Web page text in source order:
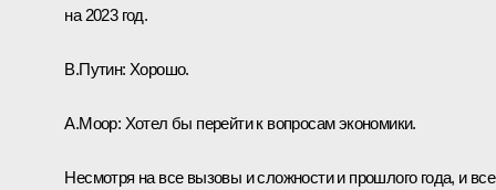
на 2023 год.
В.Путин: Хорошо.
А.Моор: Хотел бы перейти к вопросам экономики.
Несмотря на все вызовы и сложности и прошлого года, и